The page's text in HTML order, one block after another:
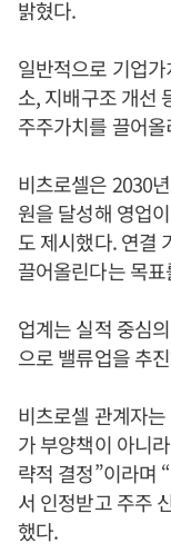
밝혔다.
일반적으로 기업
소, 지배구조 개선
주주가치를 끌어
비츠로셀은 2030
원을 달성해 영업
도 제시했다. 연결
끌어올린다는 목
업계는 실적 중심
으로 밸류업을 추
비츠로셀 관계자
가 부양책이 아니
략적 결정”이라며
서 인정받고 주주
했다.